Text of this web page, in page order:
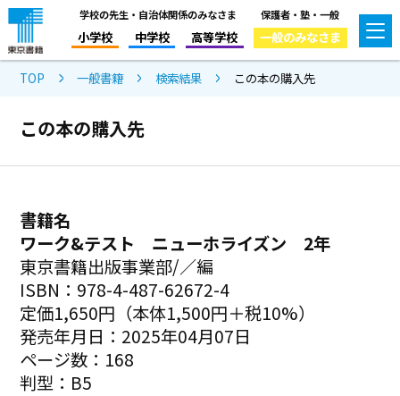
学校の先生・自治体関係のみなさま
小学校 中学校 高等学校
保護者・塾・一般
一般のみなさま
TOP 一般書籍 検索結果 この本の購入先
この本の購入先
書籍名
ワーク&テスト ニューホライズン 2年
東京書籍出版事業部/／編
ISBN：978-4-487-62672-4
定価1,650円（本体1,500円＋税10%）
発売年月日：2025年04月07日
ページ数：168
判型：B5